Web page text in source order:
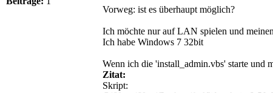
Vorweg: ist es überhaupt möglich?
Ich möchte nur auf LAN spielen und
Ich habe Windows 7 32bit
Wenn ich die 'install_admin.vbs' starte und
Zitat:
Skript: